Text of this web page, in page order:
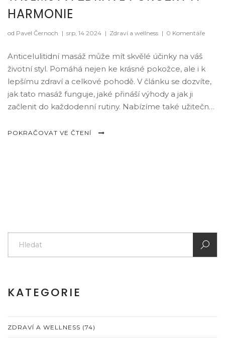
HARMONIE
od Pavel Černoch | srp, 14 2024 | Zdraví a wellness | 0 Komentáře
Anticelulitidní masáž může mít skvělé účinky na váš
životní styl. Pomáhá nejen ke krásné pokožce, ale i k
lepšímu zdraví a celkové pohodě. V článku se dozvíte,
jak tato masáž funguje, jaké přináší výhody a jak ji
začlenit do každodenní rutiny. Nabízíme také užitečné
výsledků.
POKRAČOVAT VE ČTENÍ
KATEGORIE
ZDRAVÍ A WELLNESS (74)